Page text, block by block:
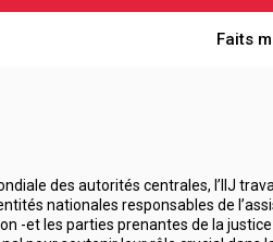
Faits
des autorités centrales, l’IIJ
nationales responsables de
-et les parties prenantes de la